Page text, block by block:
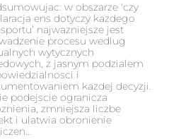
w obszarze 'czy
ens dotyczy kazdego
najwazniejsze jest
procesu wedlug
wytycznych
z jasnym podzialem
i
kazdej decyzji.
podejscie ogranicza
zmniejsza liczbe
i ulatwia obronienie